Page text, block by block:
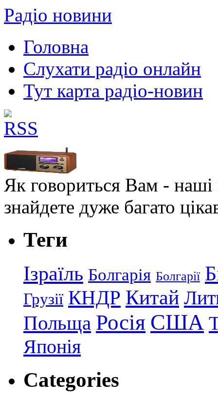
Радіо новини
Головна
Слухати радіо онлайн
Тут карта радіо-новин
Як говориться Вам - наші
знайдете дуже багато
Теги
Ізраїль Болгарія Болгарії
Грузії КНДР Китай
Польща Росія США
Японія
Categories